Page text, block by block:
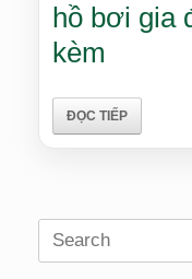
hồ bơi gia
kèm
ĐỌC TIẾP
Search